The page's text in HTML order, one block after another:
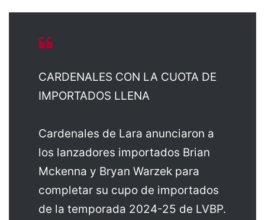
CARDENALES CON LA CUOTA DE
IMPORTADOS LLENA
Cardenales de Lara anunciaron a
los lanzadores importados Brian
Mckenna y Bryan Warzek para
completar su cupo de importados
de la temporada 2024-25 de LVBP.